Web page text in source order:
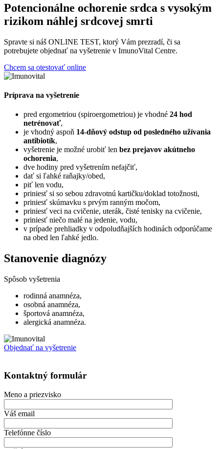
Potencionálne ochorenie srdca s vysokým
rizikom náhlej srdcovej smrti
Spravte si náš ONLINE TEST, ktorý Vám prezradí, či sa
potrebujete objednať na vyšetrenie v ImunoVital Centre.
Chcem sa otestovať online
Príprava na vyšetrenie
pred ergometriou (spiroergometriou) je vhodné 24 hod
netrénovať,
je vhodný aspoň 14-dňový odstup od posledného užívania
antibiotík,
vyšetrenie je možné urobiť len bez prejavov akútneho
ochorenia,
dve hodiny pred vyšetrením nefajčiť,
dať si ľahké raňajky/obed,
piť len vodu,
priniesť si so sebou zdravotnú kartičku/doklad totožnosti,
priniesť skúmavku s prvým ranným močom,
priniesť veci na cvičenie, uterák, čisté tenisky na cvičenie,
priniesť niečo malé na jedenie, vodu,
v prípade prehliadky v odpoludňajších hodinách odporúčame
na obed len ľahké jedlo.
Stanovenie diagnózy
Spôsob vyšetrenia
rodinná anamnéza,
osobná anamnéza,
športová anamnéza,
alergická anamnéza.
Objednať na vyšetrenie
Kontaktný formulár
Meno a priezvisko
Váš email
Telefónne číslo